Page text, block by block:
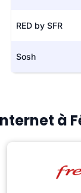
RED by SFR
Sosh
à